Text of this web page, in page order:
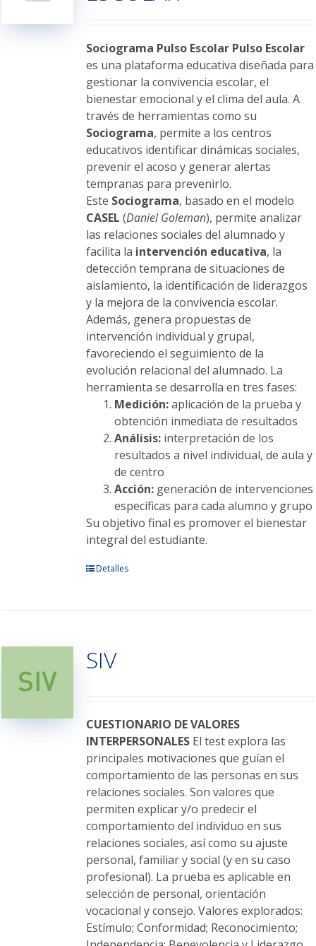
en
la
página
de
producto
Sociograma Pulso Escolar Pulso Escolar
es una plataforma educativa diseñada para
gestionar la convivencia escolar, el
bienestar emocional y el clima del aula. A
través de herramientas como su
Sociograma, permite a los centros
educativos identificar dinámicas sociales,
prevenir el acoso y generar alertas
tempranas para prevenirlo.
Este Sociograma, basado en el modelo
CASEL (Daniel Goleman), permite analizar
las relaciones sociales del alumnado y
facilita la intervención educativa, la
detección temprana de situaciones de
aislamiento, la identificación de liderazgos
y la mejora de la convivencia escolar.
Además, genera propuestas de
intervención individual y grupal,
favoreciendo el seguimiento de la
evolución relacional del alumnado. La
herramienta se desarrolla en tres fases:
Medición:aplicación de la prueba y
obtención inmediata de resultados
Análisis:interpretación de los
resultados a nivel individual, de aula y
de centro
Acción:generación de intervenciones
específicas para cada alumno y grupo
Su objetivo final es promover el bienestar
integral del estudiante.
Este
Las
opciones
elegir
en
la
página
de
producto
Detalles
SIV
CUESTIONARIO DE VALORES
INTERPERSONALESEl test explora las
principales motivaciones que guían el
comportamiento de las personas en sus
relaciones sociales. Son valores que
permiten explicar y/o predecir el
comportamiento del individuo en sus
relaciones sociales, así como su ajuste
personal, familiar y social (y en su caso
profesional). La prueba es aplicable en
selección de personal, orientación
vocacional y consejo. Valores explorados:
Estímulo; Conformidad; Reconocimiento;